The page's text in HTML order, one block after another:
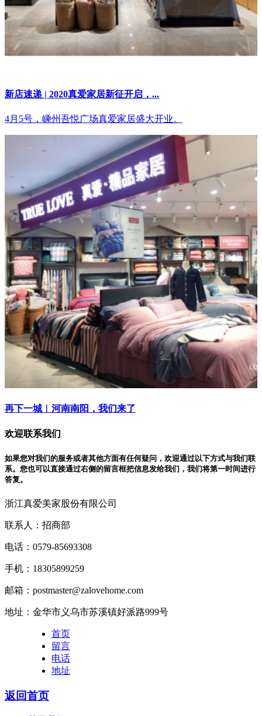
新店速递 | 2020真爱家居新征开启，...
4月5号，嵊州吾悦广场真爱家居盛大开业。
再下一城︱河南南阳，我们来了
欢迎联系我们
如果您对我们的服务或者其他方面有任何疑问，欢迎通过以下方式与我们联
系。您也可以直接通过右侧的留言框把信息发给我们，我们将第一时间进行
答复。
浙江真爱美家股份有限公司
联系人：招商部
电话：0579-85693308
手机：18305899259
邮箱：postmaster@zalovehome.com
地址：金华市义乌市苏溪镇好派路999号
首页
留言
电话
地址
返回首页